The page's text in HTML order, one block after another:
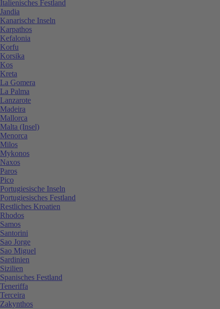
Italienisches Festland
Jandia
Kanarische Inseln
Karpathos
Kefalonia
Korfu
Korsika
Kos
Kreta
La Gomera
La Palma
Lanzarote
Madeira
Mallorca
Malta (Insel)
Menorca
Milos
Mykonos
Naxos
Paros
Pico
Portugiesische Inseln
Portugiesisches Festland
Restliches Kroatien
Rhodos
Samos
Santorini
Sao Jorge
Sao Miguel
Sardinien
Sizilien
Spanisches Festland
Teneriffa
Terceira
Zakynthos